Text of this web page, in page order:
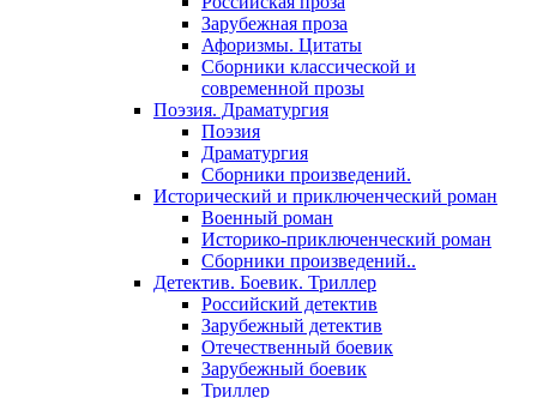
Зарубежная проза
Афоризмы. Цитаты
Сборники классической и
современной прозы
Поэзия. Драматургия
Поэзия
Драматургия
Сборники произведений.
Исторический и приключенческий роман
Военный роман
Историко-приключенческий роман
Сборники произведений..
Детектив. Боевик. Триллер
Российский детектив
Зарубежный детектив
Отечественный боевик
Зарубежный боевик
Триллер